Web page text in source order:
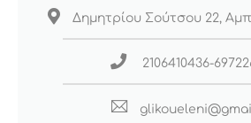
Δημητρίου Σούτσου 22,
2106410436-